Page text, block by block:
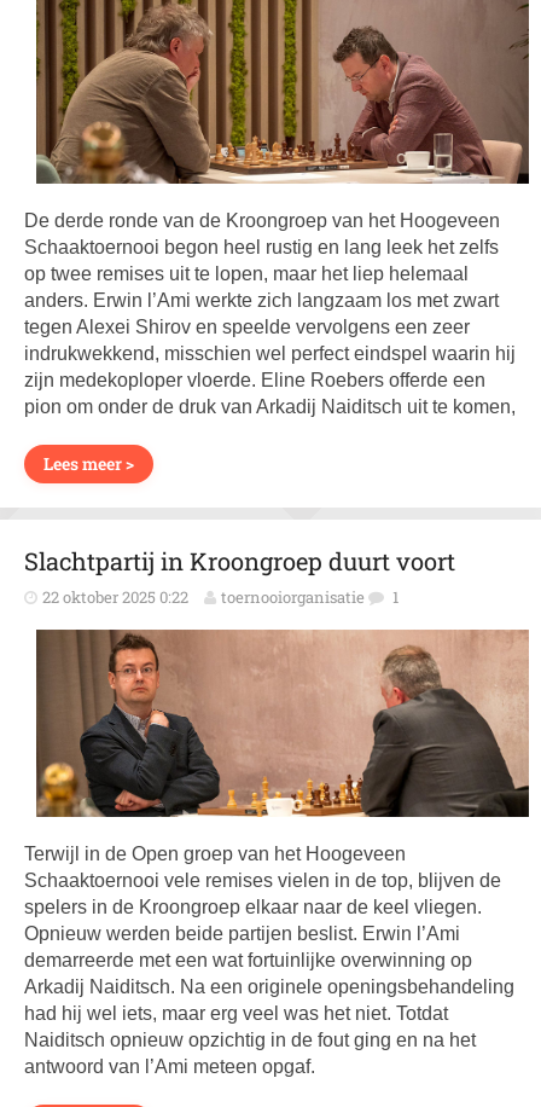
De derde ronde van de Kroongroep van het Hoogeveen
Schaaktoernooi begon heel rustig en lang leek het zelfs
op twee remises uit te lopen, maar het liep helemaal
anders. Erwin l’Ami werkte zich langzaam los met zwart
tegen Alexei Shirov en speelde vervolgens een zeer
indrukwekkend, misschien wel perfect eindspel waarin hij
zijn medekoploper vloerde. Eline Roebers offerde een
pion om onder de druk van Arkadij Naiditsch uit te komen,
Lees meer >
Slachtpartij in Kroongroep duurt voort
22 oktober 2025 0:22 toernooiorganisatie 1
Terwijl in de Open groep van het Hoogeveen
Schaaktoernooi vele remises vielen in de top, blijven de
spelers in de Kroongroep elkaar naar de keel vliegen.
Opnieuw werden beide partijen beslist. Erwin l’Ami
demarreerde met een wat fortuinlijke overwinning op
Arkadij Naiditsch. Na een originele openingsbehandeling
had hij wel iets, maar erg veel was het niet. Totdat
Naiditsch opnieuw opzichtig in de fout ging en na het
antwoord van l’Ami meteen opgaf.